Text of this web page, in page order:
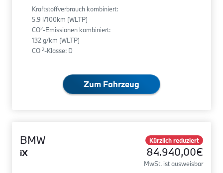
Kraftstoffverbrauch kombiniert:
5.9 l/100km (WLTP)
CO2-Emissionen kombiniert:
132 g/km (WLTP)
CO 2-Klasse: D
Zum Fahrzeug
BMW
iX
Kürzlich reduziert
84.940,00€
MwSt. ist ausweisbar